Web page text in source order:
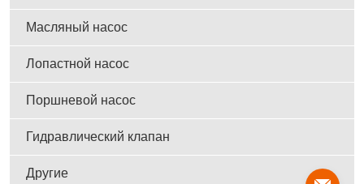
Масляный насос
Лопастной насос
Поршневой насос
Гидравлический клапан
Другие